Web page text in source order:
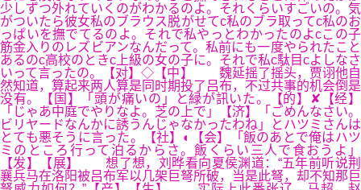
少しずつ外れていくのがわかるのよ。それくらいすごいの。気
がついたら彼女私のブラウス脱がせてc私のブラ取ってc私のお
っぱいを撫でてるのよ。それで私やっとわかったのよcこの子
筋金入りのレズビアンなんだって。私前にも一度やられたこと
あるのc高校のときc上級の女の子に。それで私c駄目cよしなさ
いって言ったの。【对】◇【中】 魏延摇了摇头，贾诩他自
然知道，算起来两人算是同时期投了吕布，不过共事的机会倒是
没有。【国】「頭が痛いの」と緑が訊いた。【的】✘【经】
「じゃあ中庭でやりなよ。芝の上で」【济】「ごめんなさい。
ビリヤードなんかに誘うんじゃなかったわね」とハツミさんは
とても悪そうに言った。【社】◐【会】「飯のあとで俺はハツ
ミのところ行って泊るからさ。飯くらい三人で食おうよ」
【发】【展】 想了想，刘晔看向夏侯渊道：“五年前听说荆
襄兵马在洛阳被吕布军以几架巨弩所破，当是此弩，却不知那巨